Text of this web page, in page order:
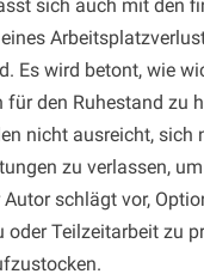
sich auch mit den
Es wird betont, wie
für den Ruhestand zu
nicht ausreicht, sich
zu verlassen,
Autor schlägt vor,
oder Teilzeitarbeit zu